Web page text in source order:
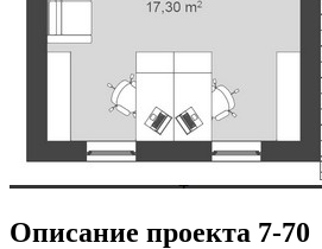
Описание проекта 7-70